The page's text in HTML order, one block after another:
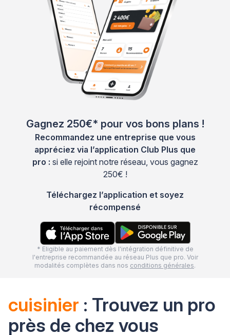
Gagnez 250€* pour vos bons plans !
Recommandez une entreprise que vous
appréciez via l’application Club Plus que
pro : si elle rejoint notre réseau, vous gagnez
250€ !
Téléchargez l’application et soyez
récompensé
* Eligible au paiement dès l'intégration définitive de
l'entreprise recommandée au réseau Plus que pro. Voir
modalités complètes dans nos conditions générales.
cuisinier : Trouvez un pro
près de chez vous